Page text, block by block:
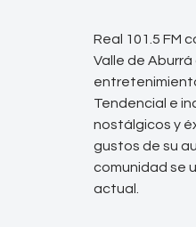
Real 101.5 FM
Valle de Aburrá
Tendencial e
nostálgicos y
gustos de su
comunidad se
actual.